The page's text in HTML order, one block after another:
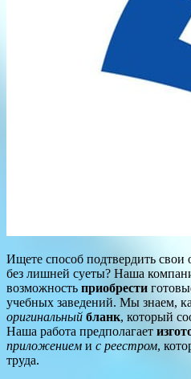
Ищете способ подтвердить свои
без лишней суеты? Наша
возможность приобрести
учебных заведений. Мы знаем,
оригинальный бланк, который
Наша работа предполагает
приложением и с реестром,
труда.